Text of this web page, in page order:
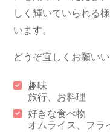
しく輝いていられる
います。
どうぞ宜しくお願いい
趣味
旅行、お料理
好きな食べ物
オムライス、フラ